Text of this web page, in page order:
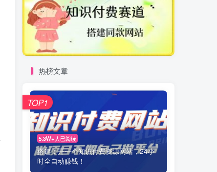
热榜文章
5.3W+人已阅读
搭建：开一个知识付费资源网站，24小
时全自动赚钱！
TOP1